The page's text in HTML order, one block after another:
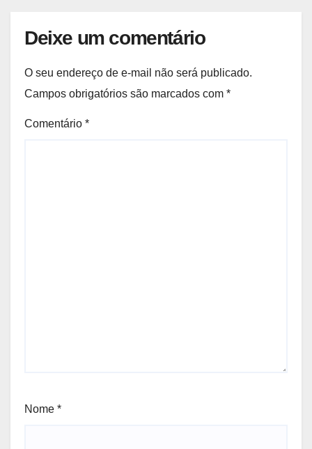
Deixe um comentário
O seu endereço de e-mail não será publicado.
Campos obrigatórios são marcados com *
Comentário *
Nome *